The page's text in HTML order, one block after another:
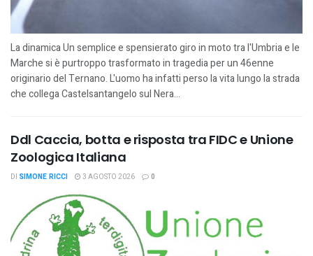
La dinamica Un semplice e spensierato giro in moto tra l'Umbria e le
Marche si è purtroppo trasformato in tragedia per un 46enne
originario del Ternano. L'uomo ha infatti perso la vita lungo la strada
che collega Castelsantangelo sul Nera...
Ddl Caccia, botta e risposta tra FIDC e Unione
Zoologica Italiana
DI SIMONE RICCI 3 AGOSTO 2026 0